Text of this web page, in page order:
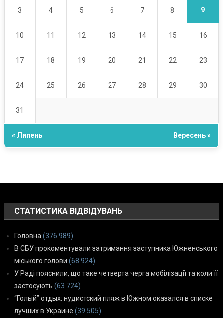
3 4 5 6 7 8 9
10 11 12 13 14 15 16
17 18 19 20 21 22 23
24 25 26 27 28 29 30
31
« Липень Вересень »
СТАТИСТИКА ВІДВІДУВАНЬ
Головна (376 989)
В СБУ прокоментували затримання заступника Южненського
міського голови (68 924)
У Раді пояснили, що таке четверта черга мобілізації та коли її
застосують (63 724)
“Голый” отдых: нудистский пляж в Южном оказался в списке
лучших в Украине (39 505)